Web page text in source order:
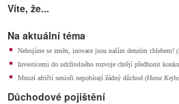
Víte, že...
Na aktuální téma
Nebojíme se změn, inovace jsou naším denním chlebem!
Investicemi do udržitelného rozvoje chtějí předhonit
Mnozí afričtí senioři nepobírají žádný důchod (Hana
Důchodové pojištění